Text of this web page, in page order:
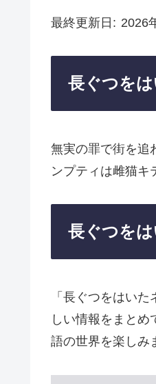
最終更新日 2026
長ぐつを
無実の罪で街を追
ンプティは雌猫キ
長ぐつを
「長ぐつをはい
しい情報をまと
語の世界を楽しみ